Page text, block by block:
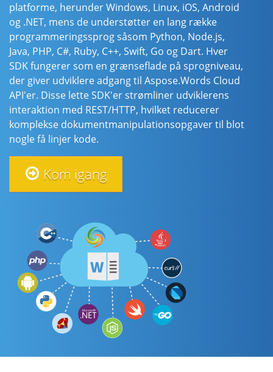
platforme, herunder Windows, Linux, iOS, Android
og .NET, mens de understøtter en lang række
programmeringssprog såsom Python, Node.js,
Java, PHP, C#, Ruby, C++, Swift, Go og Dart. Hver
SDK fungerer som en grænseflade på sprogniveau,
der giver udviklere adgang til Aspose.Words Cloud
API'er. Disse lette SDK'er strømliner udviklerens
interaktion med REST/HTTP, hvilket reducerer
komplekse dokumentmanipulationsopgaver til blot
nogle få linjer kode.
Kom igang